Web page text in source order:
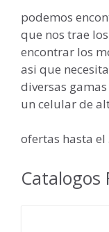
podemos
que nos trae
encontrar los
asi que
diversas
un celular de
ofertas hasta el
Catalogos